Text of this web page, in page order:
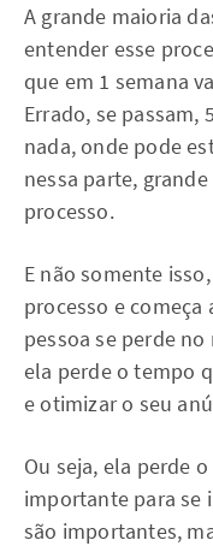
A grande maioria
entender esse
que em 1 semana
Errado, se passam,
nada, onde pode
nessa parte,
processo.
E não somente
processo e começa
pessoa se perde
ela perde o tempo
e otimizar o seu
Ou seja, ela perde
importante para se
são importantes,